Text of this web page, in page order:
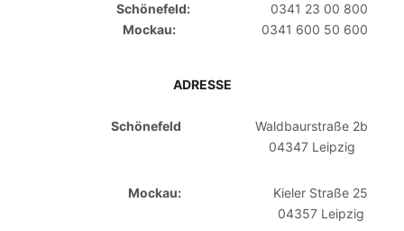
Schönefeld:
0341 23 00 800
Mockau:
0341 600 50 600
ADRESSE
Schönefeld
Waldbaurstraße 2b
04347 Leipzig
Mockau:
Kieler Straße 25
04357 Leipzig